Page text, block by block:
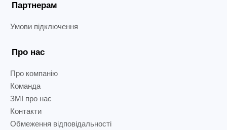
Партнерам
Умови підключення
Про нас
Про компанію
Команда
ЗМІ про нас
Контакти
Обмеження відповідальності